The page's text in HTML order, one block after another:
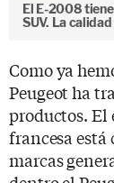
El E-2008
SUV. La
Como ya
Peugeot ha
productos. El
francesa está
marcas